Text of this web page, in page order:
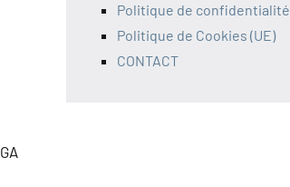
Politique de confidentialité
Politique de Cookies (UE)
CONTACT